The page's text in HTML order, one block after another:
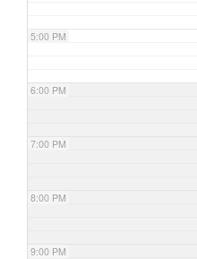
5:00 PM
6:00 PM
7:00 PM
8:00 PM
9:00 PM